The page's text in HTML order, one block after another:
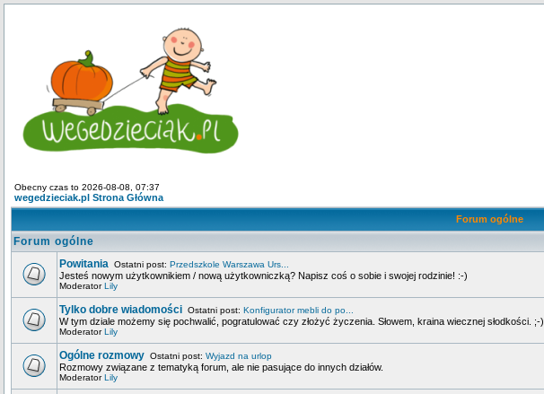
Obecny czas to 2026-08-08, 07:37
wegedzieciak.pl Strona Główna
Forum ogólne
Forum ogólne
Powitania Ostatni post: Przedszkole Warszawa Urs...
Jesteś nowym użytkownikiem / nową użytkowniczką? Napisz coś o sobie i swojej rodzinie! :-)
ModeratorLily
Tylko dobre wiadomości Ostatni post: Konfigurator mebli do po...
W tym dziale możemy się pochwalić, pogratulować czy złożyć życzenia. Słowem, kraina wiecznej słodkości. ;-)
ModeratorLily
Ogólne rozmowy Ostatni post: Wyjazd na urlop
Rozmowy związane z tematyką forum, ale nie pasujące do innych działów.
ModeratorLily